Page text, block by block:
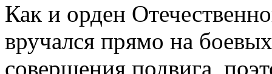
Как и орден
вручался прямо на
совершения подвига,